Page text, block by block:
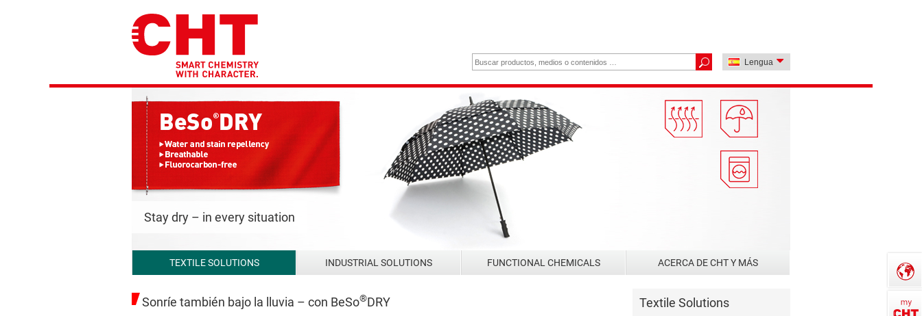
Lengua
Stay dry – in every situation
TEXTILE SOLUTIONS INDUSTRIAL SOLUTIONS FUNCTIONAL CHEMICALS ACERCA DE CHT Y MÁS
Sonríe también bajo la lluvia – con BeSo®DRY Textile Solutions